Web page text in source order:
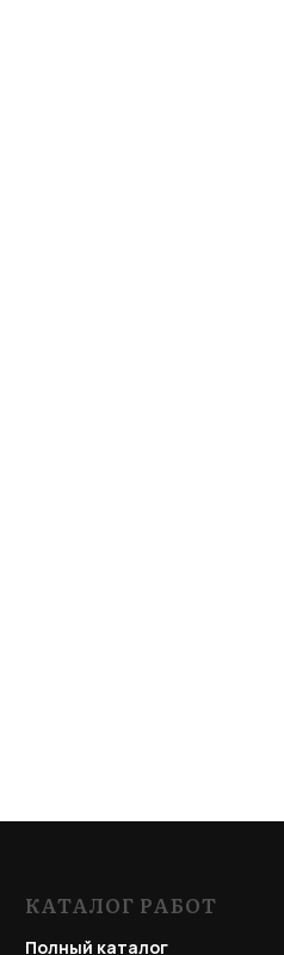
КАТАЛОГ РАБОТ
Полный каталог